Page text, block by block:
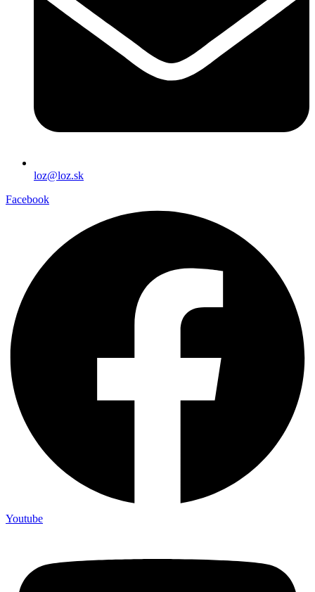
loz@loz.sk
Facebook
Youtube